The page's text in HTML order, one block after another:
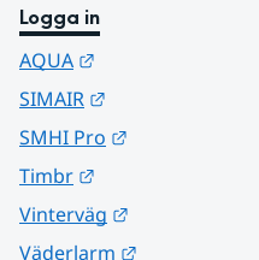
Logga in
AQUA
SIMAIR
SMHI Pro
Timbr
Vinterväg
Väderlarm